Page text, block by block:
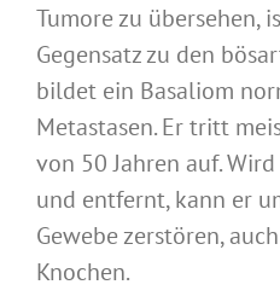
Tumore zu übersehen,
Gegensatz zu den
bildet ein Basaliom
Metastasen. Er tritt
von 50 Jahren auf.
und entfernt, kann er
Gewebe zerstören,
Knochen.